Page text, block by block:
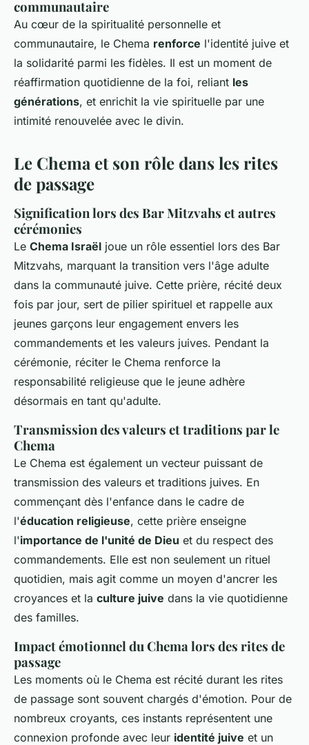
communautaire
Au cœur de la spiritualité personnelle et
communautaire, le Chema renforce l'identité juive et
la solidarité parmi les fidèles. Il est un moment de
réaffirmation quotidienne de la foi, reliant les
générations, et enrichit la vie spirituelle par une
intimité renouvelée avec le divin.
Le Chema et son rôle dans les rites
de passage
Signification lors des Bar Mitzvahs et autres
cérémonies
Le Chema Israël joue un rôle essentiel lors des Bar
Mitzvahs, marquant la transition vers l'âge adulte
dans la communauté juive. Cette prière, récité deux
fois par jour, sert de pilier spirituel et rappelle aux
jeunes garçons leur engagement envers les
commandements et les valeurs juives. Pendant la
cérémonie, réciter le Chema renforce la
responsabilité religieuse que le jeune adhère
désormais en tant qu'adulte.
Transmission des valeurs et traditions par le
Chema
Le Chema est également un vecteur puissant de
transmission des valeurs et traditions juives. En
commençant dès l'enfance dans le cadre de
l'éducation religieuse, cette prière enseigne
l'importance de l'unité de Dieu et du respect des
commandements. Elle est non seulement un rituel
quotidien, mais agit comme un moyen d'ancrer les
croyances et la culture juive dans la vie quotidienne
des familles.
Impact émotionnel du Chema lors des rites de
passage
Les moments où le Chema est récité durant les rites
de passage sont souvent chargés d'émotion. Pour de
nombreux croyants, ces instants représentent une
connexion profonde avec leur identité juive et un